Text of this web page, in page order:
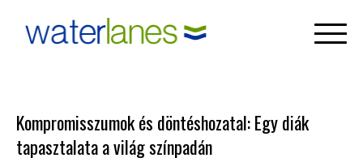
Kompromisszumok és döntéshozatal: Egy diák
tapasztalata a világ színpadán